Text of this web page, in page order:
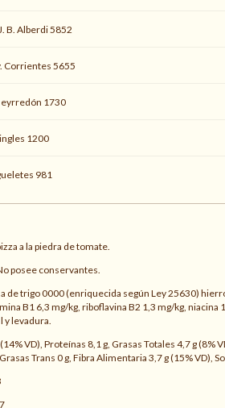
B. Alberdi 5852
Corrientes 5655
1730
1200
981
a la piedra de tomate.
posee conservantes.
de trigo 0000 (enriquecida según Ley 25630)
B1 6,3 mg/kg, riboflavina B2 1,3 mg/kg, niacina
y levadura.
VD), Proteínas 8,1 g, Grasas Totales 4,7 g (8%
Trans 0 g, Fibra Alimentaria 3,7 g (15% VD),